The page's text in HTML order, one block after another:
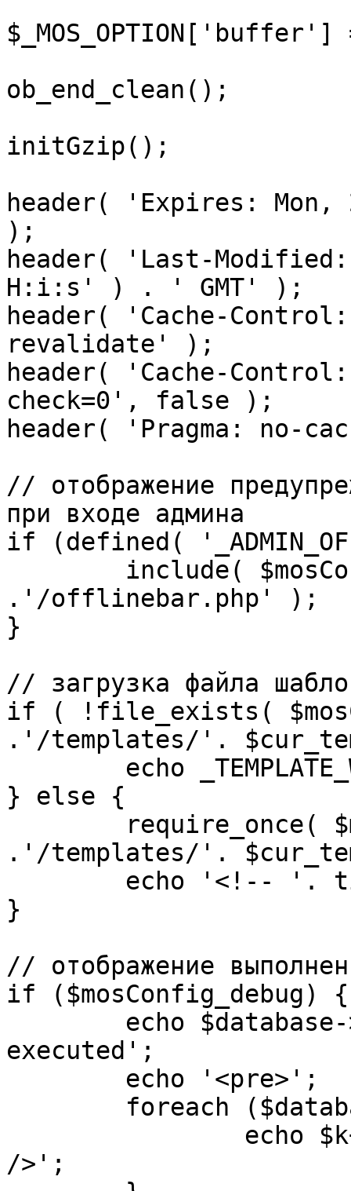
ob_end_clean();
initGzip();
header( 'Expires: Mon,
);
header( 'Last-
H:i:s' ) . ' GMT' );
header( 'Cache-
revalidate' );
header( 'Cache-
check=0', false );
header( 'Pragma: no-
// отображение
при входе админа
if (defined(
.'/offlinebar.php' );
}
// загрузка файла
if ( !file_exists(
.'/templates/'.
} else {
.'/templates/'.
}
// отображение
if ($mosConfig_debug) {
executed';
/>';